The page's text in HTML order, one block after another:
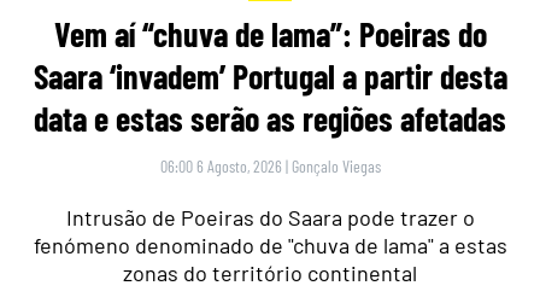
Vem aí “chuva de lama”: Poeiras do
Saara ‘invadem’ Portugal a partir desta
data e estas serão as regiões afetadas
06:00 6 Agosto, 2026 | Gonçalo Viegas
Intrusão de Poeiras do Saara pode trazer o
fenómeno denominado de "chuva de lama" a estas
zonas do território continental